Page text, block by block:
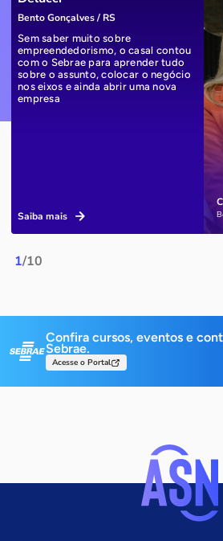
1/10
Bento Gonçalves / RS
Sem saber muito sobre
empreendedorismo, o casal contou
com o Sebrae para aprender tudo
sobre o assunto, colocar o negócio
nos eixos e ainda abrir uma nova
empresa
Saiba mais
Confira cursos, eventos e
Sebrae.
Acesse o Portal